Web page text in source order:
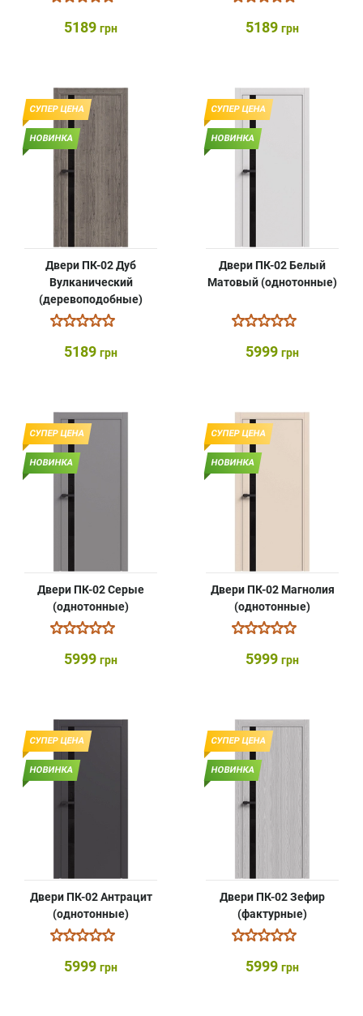
5189 грн 5189 грн
СУПЕР ЦЕНА
НОВИНКА
Двери ПК-02 Дуб
Вулканический
(деревоподобные)
5189 грн
СУПЕР ЦЕНА
НОВИНКА
Двери ПК-02 Белый
Матовый (однотонные)
5999 грн
СУПЕР ЦЕНА
НОВИНКА
Двери ПК-02 Серые
(однотонные)
5999 грн
СУПЕР ЦЕНА
НОВИНКА
Двери ПК-02 Магнолия
(однотонные)
5999 грн
СУПЕР ЦЕНА
НОВИНКА
Двери ПК-02 Антрацит
(однотонные)
5999 грн
СУПЕР ЦЕНА
НОВИНКА
Двери ПК-02 Зефир
(фактурные)
5999 грн